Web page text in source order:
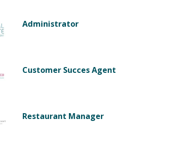
Administrator
Customer Succes Agent
Restaurant Manager